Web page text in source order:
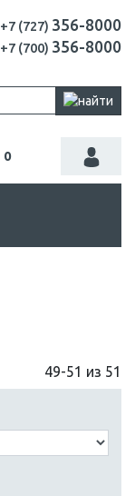
+7 (727) 356-8000
+7 (700) 356-8000
0
49-51 из 51